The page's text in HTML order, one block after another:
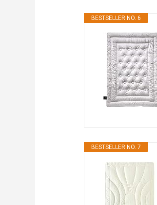
BESTSELLER NO. 6
BESTSELLER NO. 7